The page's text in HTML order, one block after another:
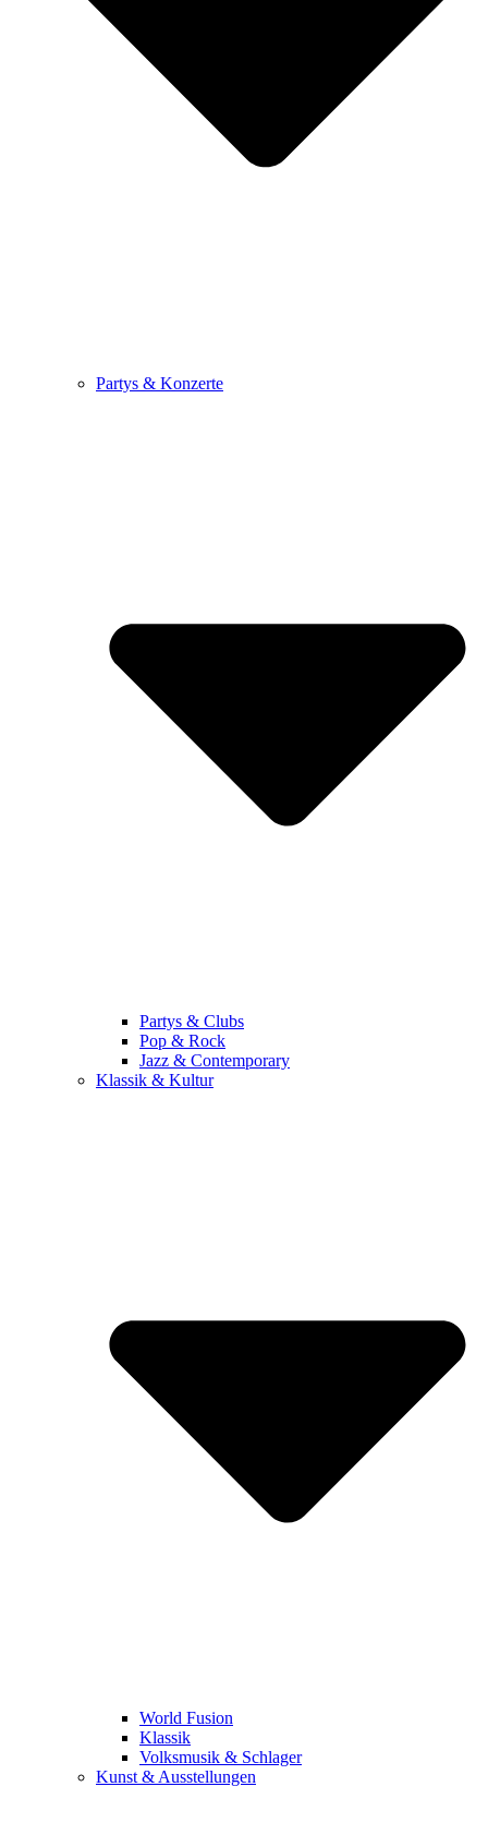
Partys & Konzerte
Partys & Clubs
Pop & Rock
Jazz & Contemporary
Klassik & Kultur
World Fusion
Klassik
Volksmusik & Schlager
Kunst & Ausstellungen